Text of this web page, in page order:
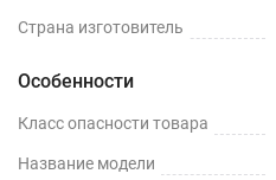
Страна изготовитель
Особенности
Класс опасности товара
Название модели